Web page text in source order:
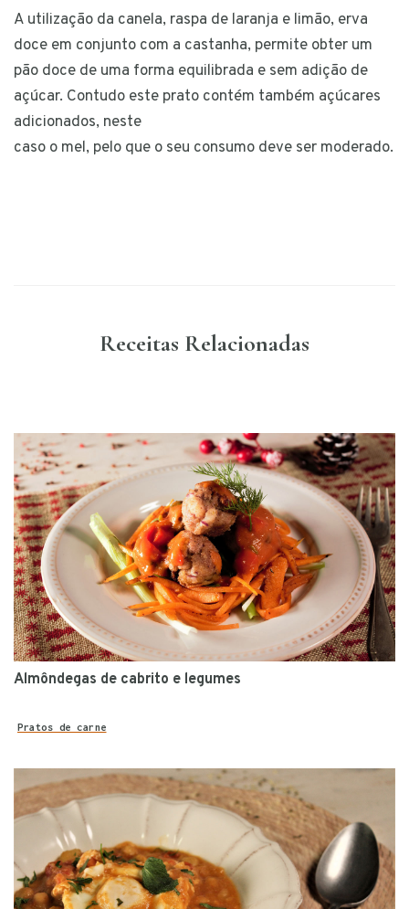
A utilização da canela, raspa de laranja e limão, erva
doce em conjunto com a castanha, permite obter um
pão doce de uma forma equilibrada e sem adição de
açúcar. Contudo este prato contém também açúcares
adicionados, neste
caso o mel, pelo que o seu consumo deve ser moderado.
Receitas Relacionadas
Almôndegas de cabrito e legumes
Pratos de carne